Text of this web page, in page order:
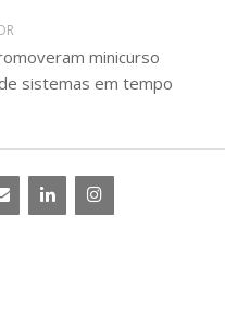
minicurso
sistemas em tempo